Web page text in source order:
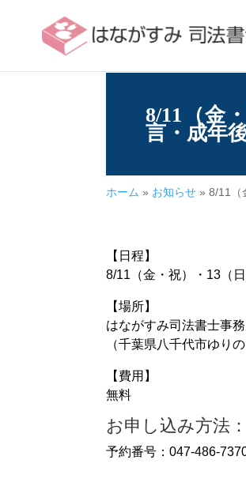
8/11（金
言・成年
ホーム » お知らせ » 8/11（
【日程】
8/11（金・祝）・13（
【場所】
はながすみ司法書士事
（千葉県八千代市ゆり
【費用】
無料
お申し込み方法
予約番号：047-486-